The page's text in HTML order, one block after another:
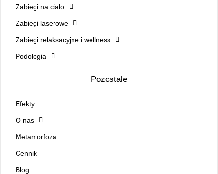
Zabiegi na ciało
Zabiegi laserowe
Zabiegi relaksacyjne i wellness
Podologia
Pozostałe
Efekty
O nas
Metamorfoza
Cennik
Blog